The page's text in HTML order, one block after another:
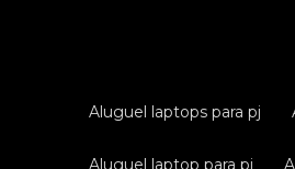
aluguel laptops para pj
aluguel laptop para pj